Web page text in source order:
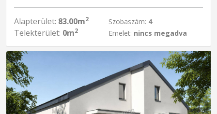
Alapterület: 83.00m2
Telekterület: 0m2
Szobaszám: 4
Emelet: nincs megadva